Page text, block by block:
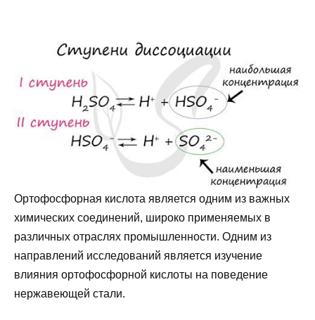
Ортофосфорная кислота является одним из важных
химических соединений, широко применяемых в
различных отраслях промышленности. Одним из
направлений исследований является изучение
влияния ортофосфорной кислоты на поведение
нержавеющей стали.